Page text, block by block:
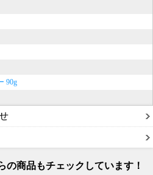
90g
の商品もチェックしています！